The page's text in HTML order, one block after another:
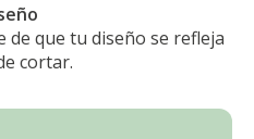
de que tu diseño se refleja
cortar.